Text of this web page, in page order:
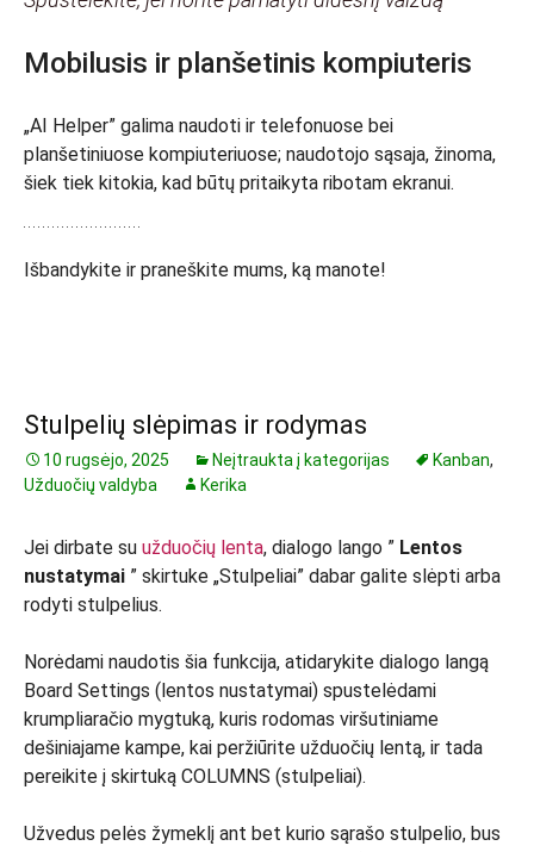
Mobilusis ir planšetinis kompiuteris
„AI Helper” galima naudoti ir telefonuose bei
planšetiniuose kompiuteriuose; naudotojo sąsaja, žinoma,
šiek tiek kitokia, kad būtų pritaikyta ribotam ekranui.
Išbandykite ir praneškite mums, ką manote!
Stulpelių slėpimas ir rodymas
10 rugsėjo, 2025 Neįtraukta į kategorijas Kanban,
Užduočių valdyba
Kerika
Jei dirbate su užduočių lenta, dialogo lango ” Lentos
nustatymai ” skirtuke „Stulpeliai” dabar galite slėpti arba
rodyti stulpelius.
Norėdami naudotis šia funkcija, atidarykite dialogo langą
Board Settings (lentos nustatymai) spustelėdami
krumpliaračio mygtuką, kuris rodomas viršutiniame
dešiniajame kampe, kai peržiūrite užduočių lentą, ir tada
pereikite į skirtuką COLUMNS (stulpeliai).
Užvedus pelės žymeklį ant bet kurio sąrašo stulpelio, bus